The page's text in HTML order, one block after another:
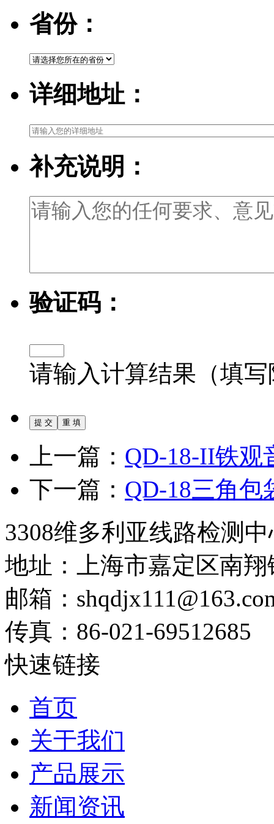
省份：
详细地址：
补充说明：
验证码：
请输入计算结果（填
上一篇： QD-18-II铁观
下一篇： QD-18三角包
3308维多利亚线路检测
地址：上海市嘉定区南翔
邮箱：
传真：86-021-69512685
快速链接
首页
关于我们
产品展示
新闻资讯